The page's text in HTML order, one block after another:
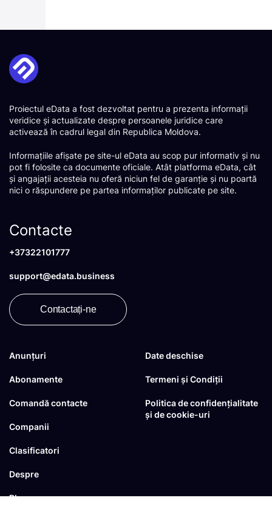
Proiectul eData a fost dezvoltat pentru a prezenta informații
veridice și actualizate despre persoanele juridice care
activează în cadrul legal din Republica Moldova.
Informațiile afișate pe site-ul eData au scop pur informativ și nu
pot fi folosite ca documente oficiale. Atât platforma eData, cât
și angajații acesteia nu oferă niciun fel de garanție și nu poartă
nici o răspundere pe partea informaților publicate pe site.
Anunțuri
Abonamente
Comandă contacte
Companii
Clasificatori
Despre
Blog
Date deschise
Termeni și Condiții
Politica de confidențialitate
și de cookie-uri
Contacte
+37322101777
support@edata.business
Contactați-ne